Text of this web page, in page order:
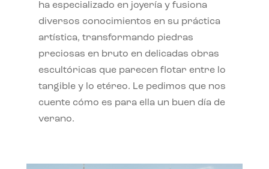
ha especializado en joyería y fusiona
diversos conocimientos en su práctica
artística, transformando piedras
preciosas en bruto en delicadas obras
escultóricas que parecen flotar entre lo
tangible y lo etéreo. Le pedimos que nos
cuente cómo es para ella un buen día de
verano.